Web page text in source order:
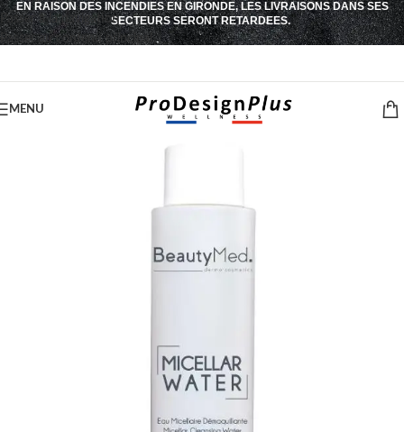
Passer à la navigation
Passer au contenu principal
EN RAISON DES INCENDIES EN GIRONDE, LES LIVRAISONS DANS SES
SECTEURS SERONT RETARDEES.
MENU